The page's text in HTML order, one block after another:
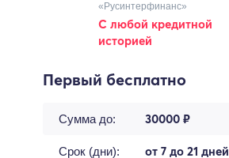
«Русинтерфинанс»
С любой кредитной
историей
Первый бесплатно
Сумма до: 30000 ₽
Срок (дни): от 7 до 21 дней